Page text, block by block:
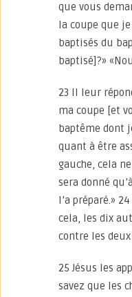
que vous
la coupe que
baptisés du
baptisé]?»
23 Il leur
ma coupe [et
baptême dont
quant à être
gauche, cela
sera donné
l’a préparé.»
cela, les dix
contre les
25 Jésus les
savez que les